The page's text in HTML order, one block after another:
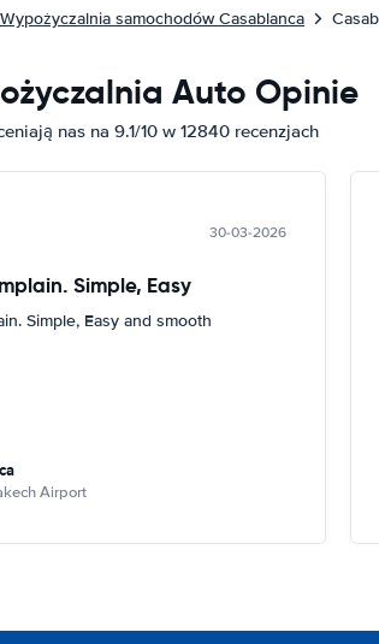
Wypożyczalnia samochodów Casablanca
Auto Opinie
nas na 9.1/10 w 12840 recenzjach
30-03-2026
Simple, Easy
Simple, Easy and smooth
Airport